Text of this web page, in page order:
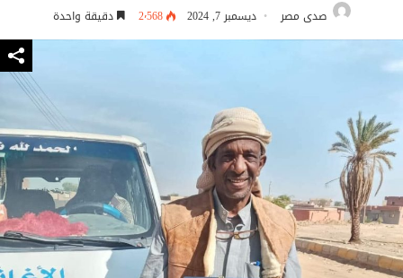
صدى مصر ديسمبر 7, 2024 2٬568 دقيقة واحدة